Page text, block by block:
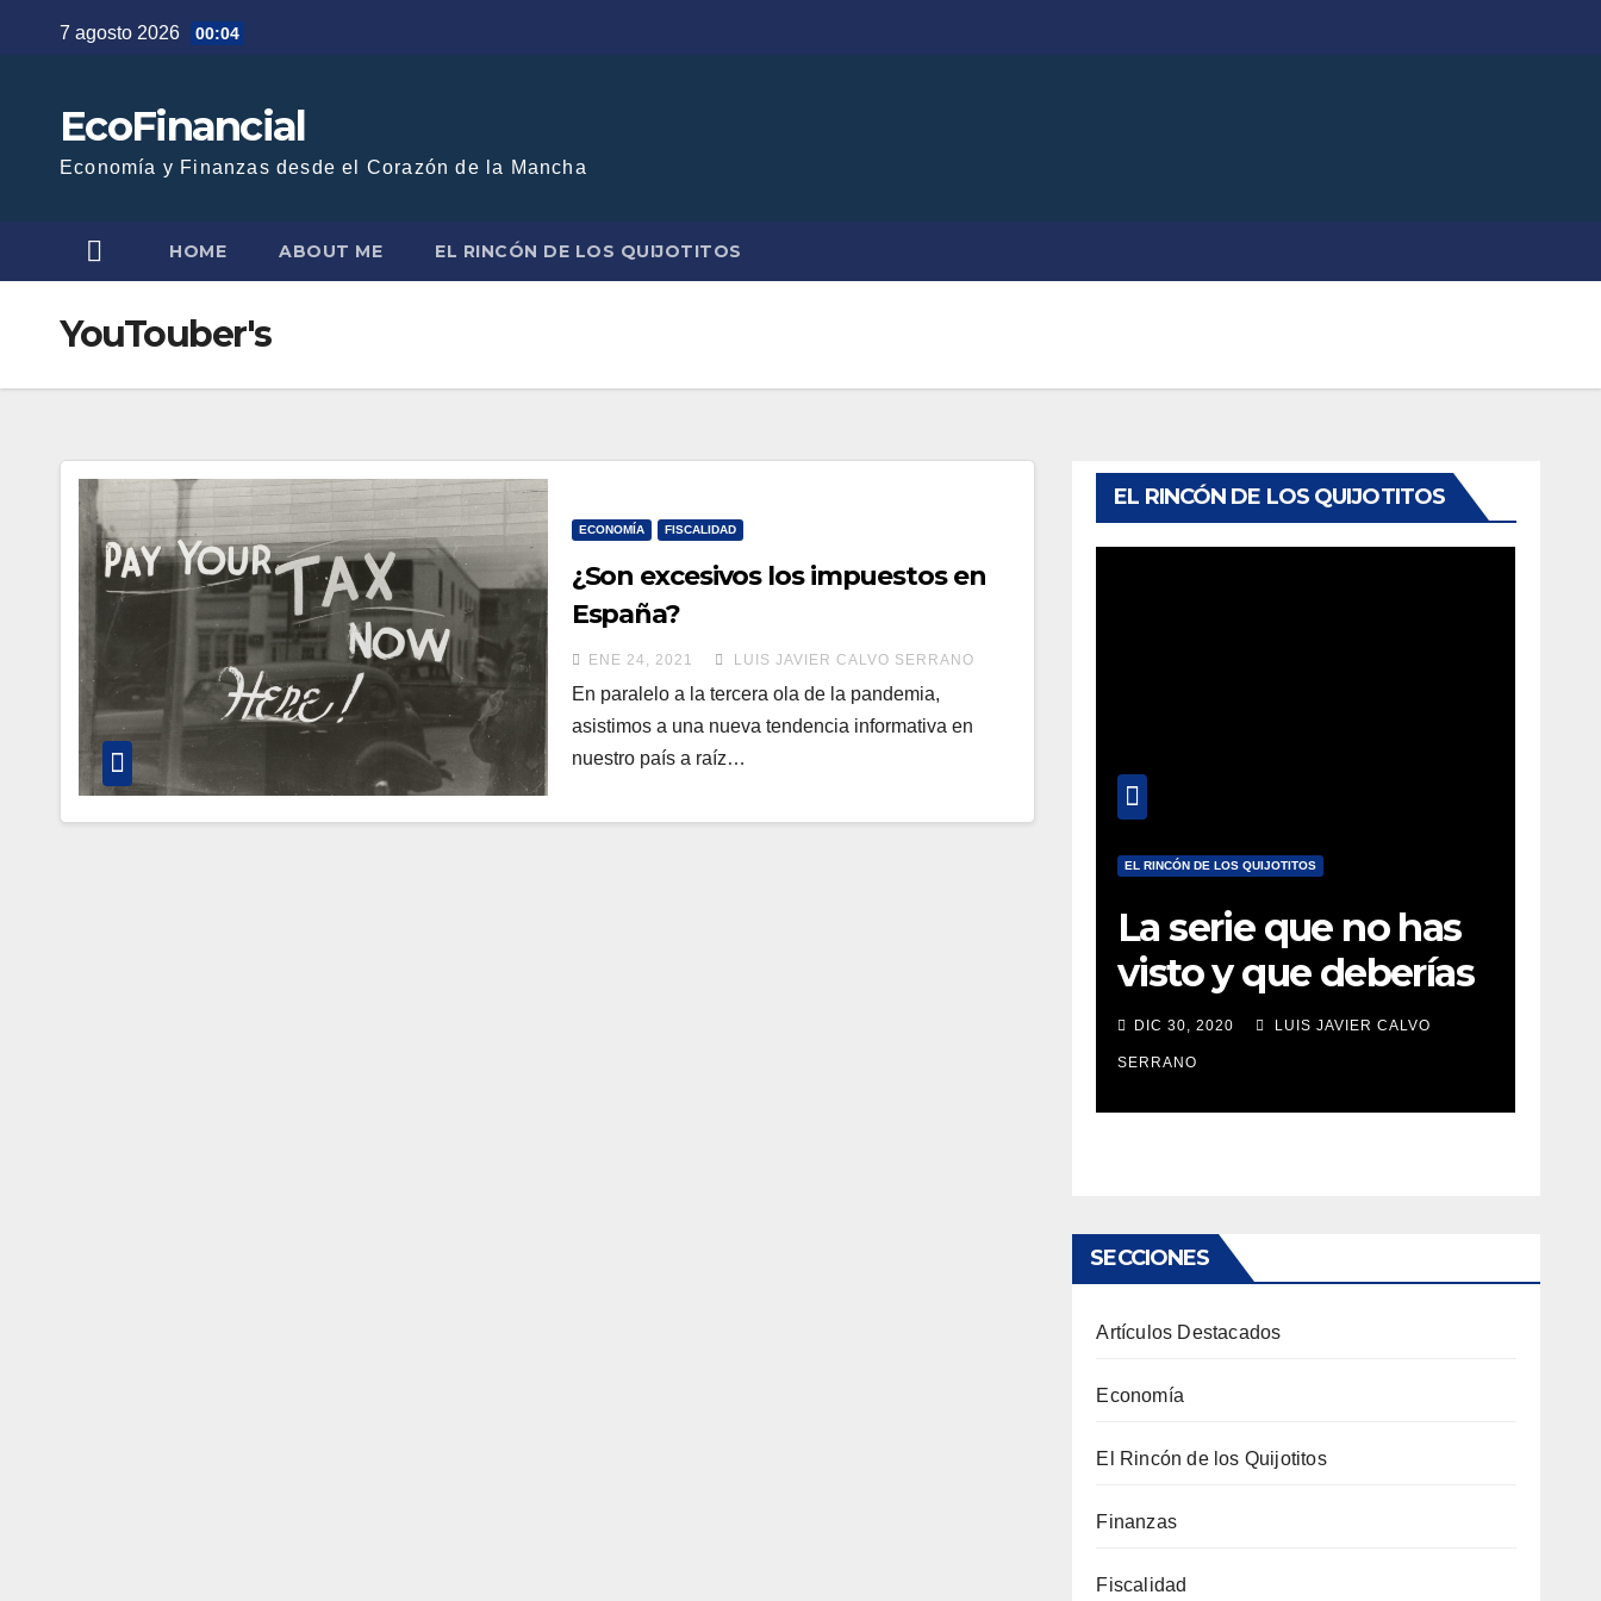
7 agosto 2026 00:04
EcoFinancial
Economía y Finanzas desde el Corazón de la Mancha
HOME ABOUT ME EL RINCÓN DE LOS QUIJOTITOS
YouTouber's
ECONOMÍA FISCALIDAD
¿Son excesivos los impuestos en
España?
ENE 24, 2021 LUIS JAVIER CALVO SERRANO
En paralelo a la tercera ola de la pandemia,
asistimos a una nueva tendencia informativa en
nuestro país a raíz…
EL RINCÓN DE LOS QUIJOTITOS
EL RINCÓN DE LOS QUIJOTITOS
La serie que no has
visto y que deberías
estar viendo
DIC 30, 2020 LUIS JAVIER CALVO
SERRANO
SECCIONES
Artículos Destacados
Economía
El Rincón de los Quijotitos
Finanzas
Fiscalidad